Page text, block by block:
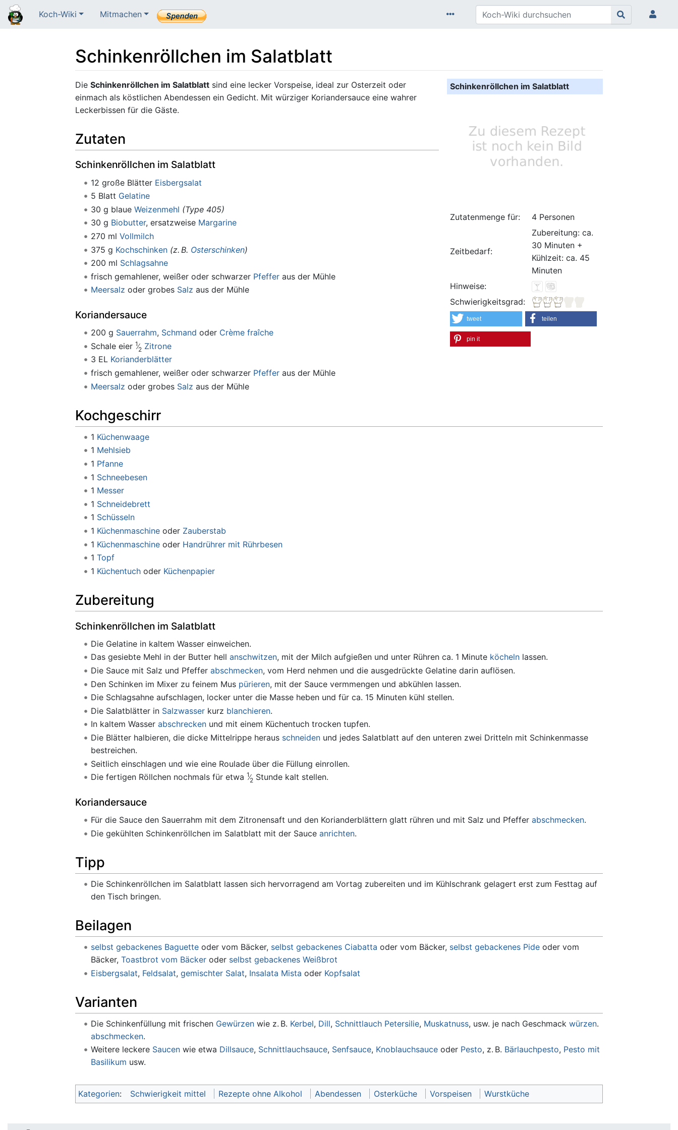
Koch-Wiki Mitmachen
Schinkenröllchen im Salatblatt
Wechseln zu:Navigation, Suche Schinkenröllchen im Salatblatt
Zutatenmenge für: 4 Personen
Zeitbedarf:
Zubereitung: ca.
30 Minuten +
Kühlzeit: ca. 45
Minuten
Hinweise:
Schwierigkeitsgrad:
tweet teilen
pin it
Die Schinkenröllchen im Salatblatt sind eine lecker Vorspeise, ideal zur Osterzeit oder
einmach als köstlichen Abendessen ein Gedicht. Mit würziger Koriandersauce eine wahrer
Leckerbissen für die Gäste.
Zutaten
Schinkenröllchen im Salatblatt
12 große Blätter Eisbergsalat
5 Blatt Gelatine
30 g blaue Weizenmehl (Type 405)
30 g Biobutter, ersatzweise Margarine
270 ml Vollmilch
375 g Kochschinken (z. B. Osterschinken)
200 ml Schlagsahne
frisch gemahlener, weißer oder schwarzer Pfefferaus der Mühle
Meersalz oder grobes Salz aus der Mühle
Koriandersauce
200 g Sauerrahm, Schmand oder Crème fraîche
Schale eier 1
2 Zitrone
3 EL Korianderblätter
frisch gemahlener, weißer oder schwarzer Pfefferaus der Mühle
Meersalz oder grobes Salz aus der Mühle
Kochgeschirr
1 Küchenwaage
1 Mehlsieb
1 Pfanne
1 Schneebesen
1 Messer
1 Schneidebrett
1 Schüsseln
1 Küchenmaschineoder Zauberstab
1 Küchenmaschineoder Handrührer mit Rührbesen
1 Topf
1 Küchentuchoder Küchenpapier
Zubereitung
Schinkenröllchen im Salatblatt
Die Gelatine in kaltem Wasser einweichen.
Das gesiebte Mehl in der Butter hell anschwitzen, mit der Milch aufgießen und unter Rühren ca. 1 Minute köchelnlassen.
Die Sauce mit Salz und Pfeffer abschmecken, vom Herd nehmen und die ausgedrückte Gelatine darin auflösen.
Den Schinken im Mixer zu feinem Mus pürieren, mit der Sauce vermmengen und abkühlen lassen.
Die Schlagsahne aufschlagen, locker unter die Masse heben und für ca. 15 Minuten kühl stellen.
Die Salatblätter in Salzwasserkurz blanchieren.
In kaltem Wasser abschreckenund mit einem Küchentuch trocken tupfen.
Die Blätter halbieren, die dicke Mittelrippe heraus schneidenund jedes Salatblatt auf den unteren zwei Dritteln mit Schinkenmasse
bestreichen.
Seitlich einschlagen und wie eine Roulade über die Füllung einrollen.
Die fertigen Röllchen nochmals für etwa 1
2Stunde kalt stellen.
Koriandersauce
Für die Sauce den Sauerrahm mit dem Zitronensaft und den Korianderblättern glatt rühren und mit Salz und Pfeffer abschmecken.
Die gekühlten Schinkenröllchen im Salatblatt mit der Sauce anrichten.
Tipp
Die Schinkenröllchen im Salatblatt lassen sich hervorragend am Vortag zubereiten und im Kühlschrank gelagert erst zum Festtag auf
den Tisch bringen.
Beilagen
selbst gebackenes Baguetteoder vom Bäcker, selbst gebackenes Ciabatta oder vom Bäcker, selbst gebackenes Pideoder vom
Bäcker, Toastbrot vom Bäckeroder selbst gebackenes Weißbrot
Eisbergsalat, Feldsalat, gemischter Salat, Insalata Mista oder Kopfsalat
Varianten
Die Schinkenfüllung mit frischen Gewürzenwie z. B. Kerbel, Dill, Schnittlauch Petersilie, Muskatnuss, usw. je nach Geschmack würzen.
abschmecken.
Weitere leckere Saucenwie etwa Dillsauce, Schnittlauchsauce, Senfsauce, Knoblauchsauceoder Pesto, z. B. Bärlauchpesto, Pesto mit
Basilikum usw.
Kategorien: Schwierigkeit mittel Rezepte ohne Alkohol Abendessen Osterküche Vorspeisen Wurstküche